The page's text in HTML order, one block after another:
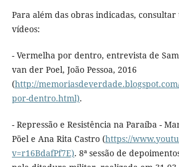
Para além das obras indicadas,
vídeos:
- Vermelha por dentro, entrevista de
van der Poel, João Pessoa, 2016
(http://
por-dentro.html).
- Repressão e Resistência na Paraíba -
Pöel e Ana Rita Castro (https://
v=r16BdafPf7E). 8ª sessão de